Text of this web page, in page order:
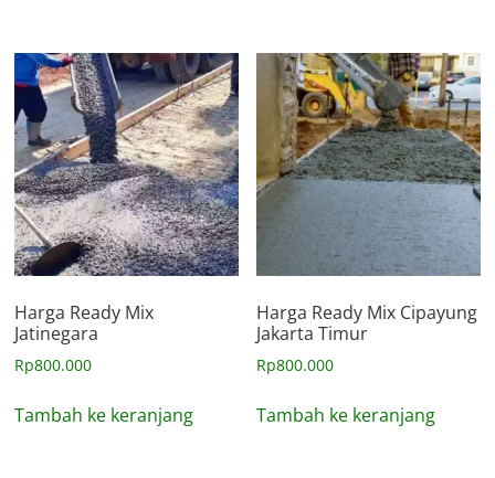
Harga Ready Mix
Jatinegara
Rp800.000
Tambah ke keranjang
Harga Ready Mix Cipayung
Jakarta Timur
Rp800.000
Tambah ke keranjang